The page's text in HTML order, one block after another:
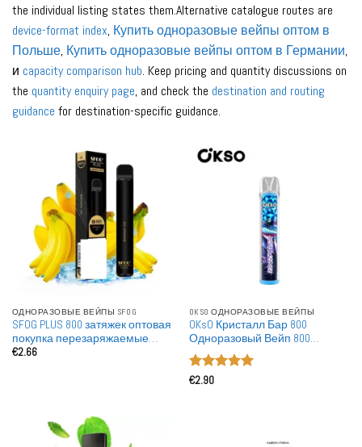
the individual listing states them.Alternative catalogue routes are
device-format index, Купить одноразовые вейпы оптом в
Польше, Купить одноразовые вейпы оптом в Германии,
и capacity comparison hub. Keep pricing and quantity discussions on
the quantity enquiry page, and check the destination and routing
guidance for destination-specific guidance.
ОДНОРАЗОВЫЕ ВЕЙПЫ SFOG
SFOG PLUS 800 затяжек оптовая
покупка перезаряжаемые
одноразовые вейпы оптом
€2.66
OKSO ОДНОРАЗОВЫЕ ВЕЙПЫ
OKsO Кристалл Бар 800
Одноразовый Вейп 800
Затяжек Сетчатый Катушка
Вейп Оптовая Розничная
Торговля для Европейского
Оценка
€2.90